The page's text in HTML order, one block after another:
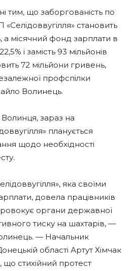
тим, що заборгованість по
«Селідоввугілля» становить
а місячний фонд зарплати в
і замість 93 мільйонів
72 мільйони гривень,
профспілки
Волинець.
зараз на
планується
щодо необхідності
яка своїми
довела працівників
органи державної
тиску на шахтарів, —
— Начальник
області Артут Хімчак
що стихійний протест